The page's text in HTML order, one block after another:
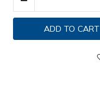
ADD TO CART